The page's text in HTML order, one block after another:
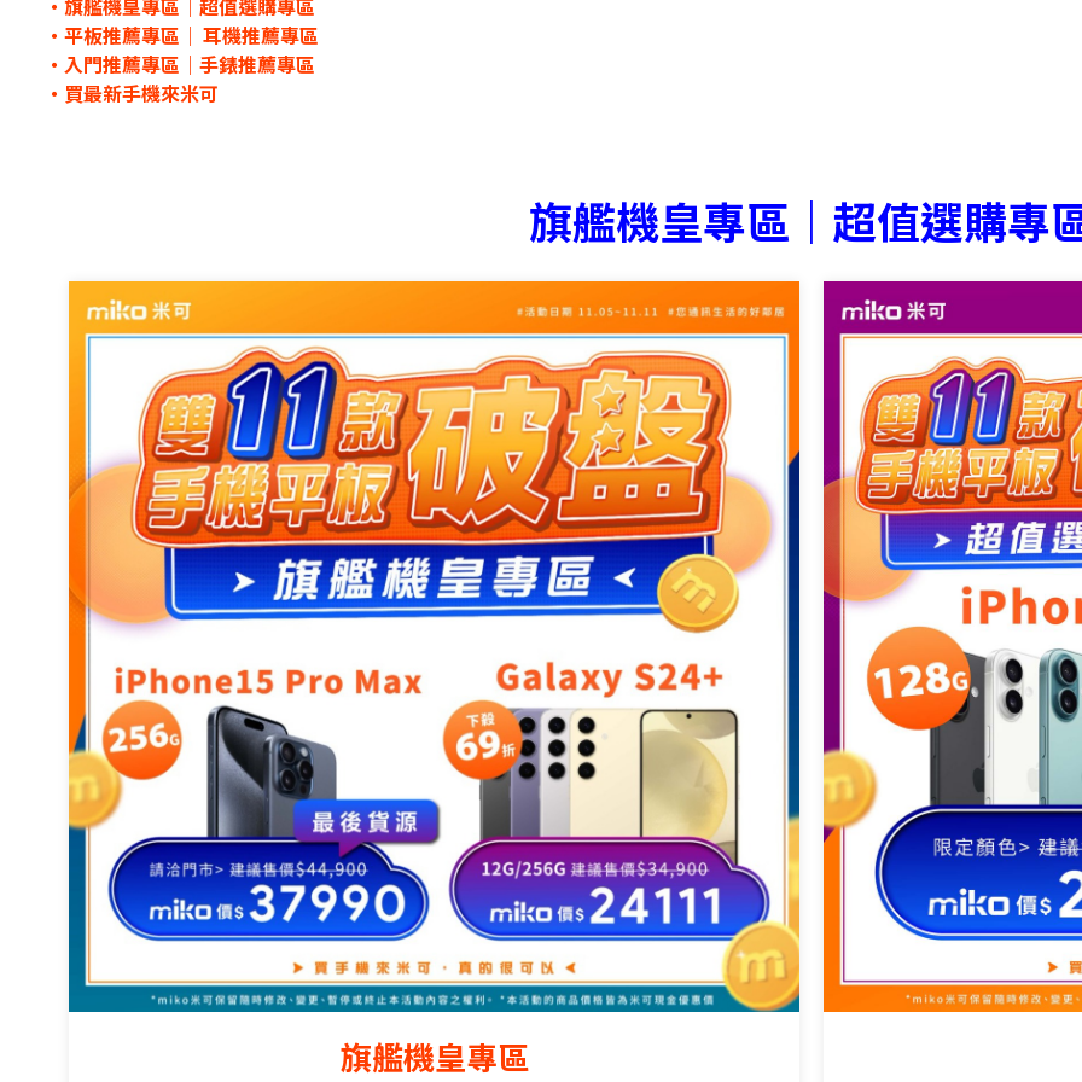
・旗艦機皇專區｜超值選購專區
・平板推薦專區｜ 耳機推薦專區
・入門推薦專區｜手錶推薦專區
・ 買最新手機來米可
旗艦機皇專區｜超值選購專
旗艦機皇專區